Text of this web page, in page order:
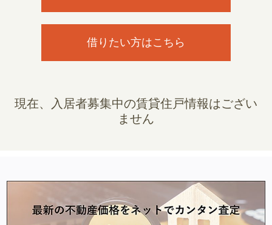
借りたい方はこちら
現在、入居者募集中の賃貸住戸情報はござい
ません